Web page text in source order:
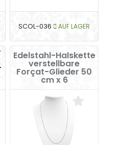
SCOL-036 AUF LAGER
Edelstahl-Halskette
verstellbare
Forçat-Glieder 50
cm x 6